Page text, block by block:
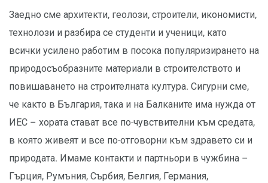
Заедно сме архитекти, геолози, строители, икономисти,
технолози и разбира се студенти и ученици, като
всички усилено работим в посока популяризирането на
природосъобразните материали в строителството и
повишаването на строителната култура. Сигурни сме,
че както в България, така и на Балканите има нужда от
ИЕС – хората стават все по-чувствителни към средата,
в която живеят и все по-отговорни към здравето си и
природата. Имаме контакти и партньори в чужбина –
Гърция, Румъния, Сърбия, Белгия, Германия,